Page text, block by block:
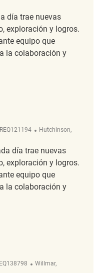
día trae nuevas
exploración y logros.
equipo que
la colaboración y
ReqId
REQ121194 Ubicación
Hutchinson,
día trae nuevas
exploración y logros.
equipo que
la colaboración y
Ubicación
Willmar,